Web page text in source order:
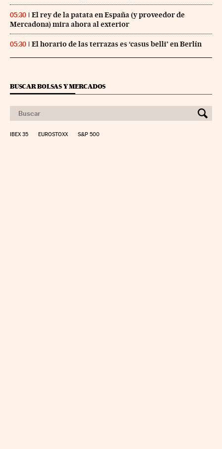
05:30
El rey de la patata en España (y proveedor de
Mercadona) mira ahora al exterior
05:30 El horario de las terrazas es ‘casus belli’ en Berlín
BUSCAR BOLSAS Y MERCADOS
IBEX 35 EUROSTOXX S&P 500